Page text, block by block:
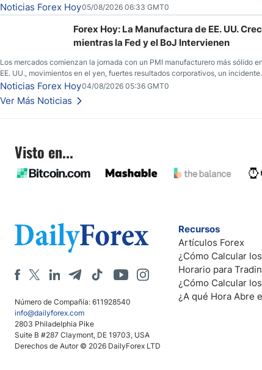
llamadas de ganancias; el petróleo crudo cae por debajo de los $80 con
nuevas esperanzas; el dólar estadounidense continúa intentando
frente al yen; el peso mexicano ve un repunte a medida que las tasas caen
Noticias Forex Hoy05/08/2026 06:33 GMT0
Forex Hoy: La Manufactura de EE. UU.
mientras la Fed y el BoJ Intervienen
Los mercados comienzan la jornada con un PMI manufacturero más sólido en
EE. UU., movimientos en el yen, fuertes resultados corporativos, un incidente
de seguridad en Bitcoin y nuevas señales desde el mercado del petróleo.
Noticias Forex Hoy04/08/2026 05:36 GMT0
Ver Más Noticias
Visto en...
Número de Compañía: 611928540
info@dailyforex.com
2803 Philadelphia Pike
Suite B #287 Claymont, DE 19703, USA
Derechos de Autor © 2026 DailyForex LTD
Recursos
Artículos Forex
¿Cómo Calcular
Horario para
¿Cómo Calcular
¿A qué Hora Abre